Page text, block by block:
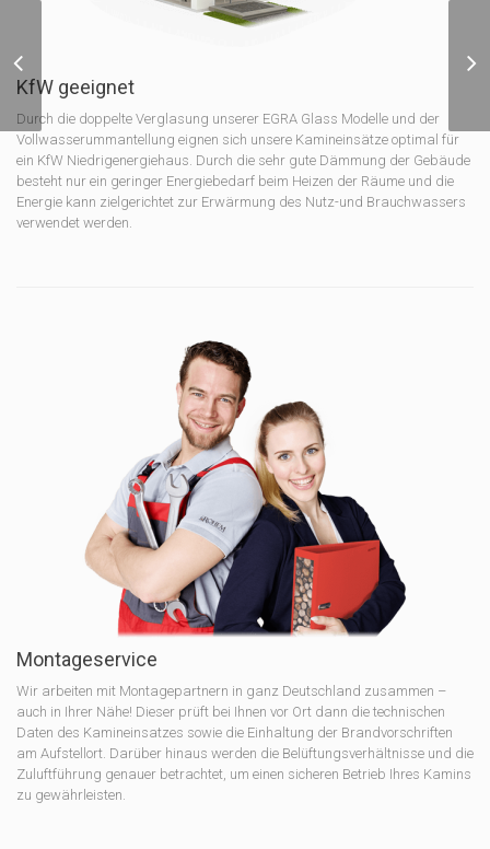
KfW geeignet
Durch die doppelte Verglasung unserer EGRA Glass Modelle und der
Vollwasserummantellung eignen sich unsere Kamineinsätze optimal für
ein KfW Niedrigenergiehaus. Durch die sehr gute Dämmung der Gebäude
besteht nur ein geringer Energiebedarf beim Heizen der Räume und die
Energie kann zielgerichtet zur Erwärmung des Nutz-und Brauchwassers
verwendet werden.
Montageservice
Wir arbeiten mit Montagepartnern in ganz Deutschland zusammen –
auch in Ihrer Nähe! Dieser prüft bei Ihnen vor Ort dann die technischen
Daten des Kamineinsatzes sowie die Einhaltung der Brandvorschriften
am Aufstellort. Darüber hinaus werden die Belüftungsverhältnisse und die
Zuluftführung genauer betrachtet, um einen sicheren Betrieb Ihres Kamins
zu gewährleisten.
2 4KW-13KW +